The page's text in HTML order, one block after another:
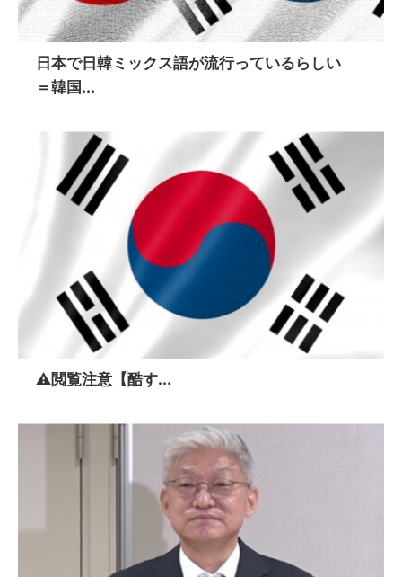
日本で日韓ミックス語が流行っているらしい
＝韓国...
⚠️閲覧注意【酷す...